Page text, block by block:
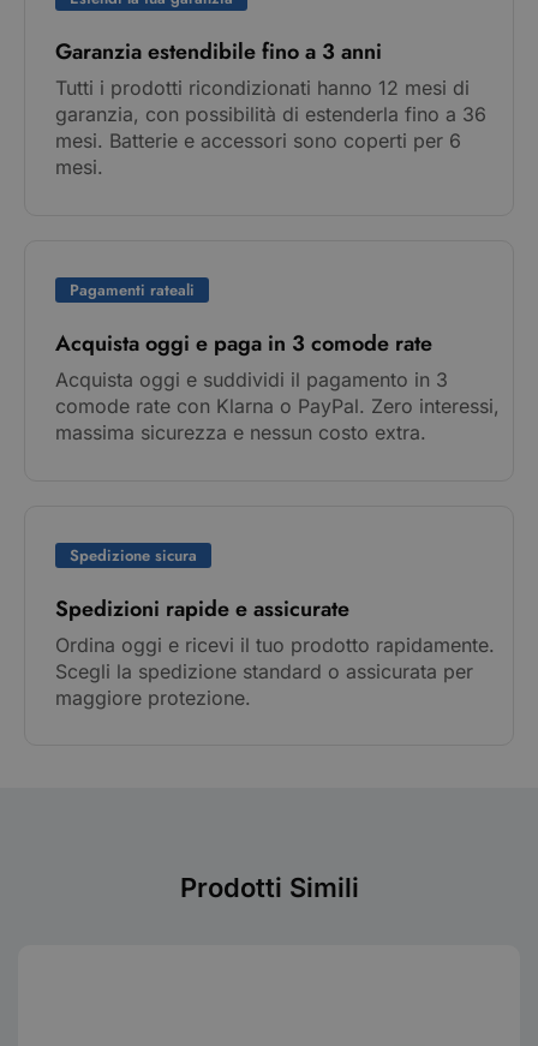
Garanzia estendibile fino a 3 anni
Tutti i prodotti ricondizionati hanno 12 mesi di
garanzia, con possibilità di estenderla fino a 36
mesi. Batterie e accessori sono coperti per 6
mesi.
Pagamenti rateali
Acquista oggi e paga in 3 comode rate
Acquista oggi e suddividi il pagamento in 3
comode rate con Klarna o PayPal. Zero interessi,
massima sicurezza e nessun costo extra.
Spedizione sicura
Spedizioni rapide e assicurate
Ordina oggi e ricevi il tuo prodotto rapidamente.
Scegli la spedizione standard o assicurata per
maggiore protezione.
Prodotti Simili